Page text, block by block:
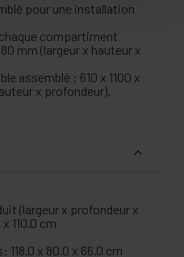
pour une installation
compartiment
mm (largeur x hauteur x
assemblé : 610 x 1100 x
x profondeur).
(largeur x profondeur x
110.0 cm
118.0 x 80.0 x 66.0 cm